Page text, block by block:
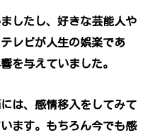
したし、好きな芸能人や
レビが人生の娯楽であ
を与えていました。
は、感情移入をしてみて
ます。もちろん今でも感